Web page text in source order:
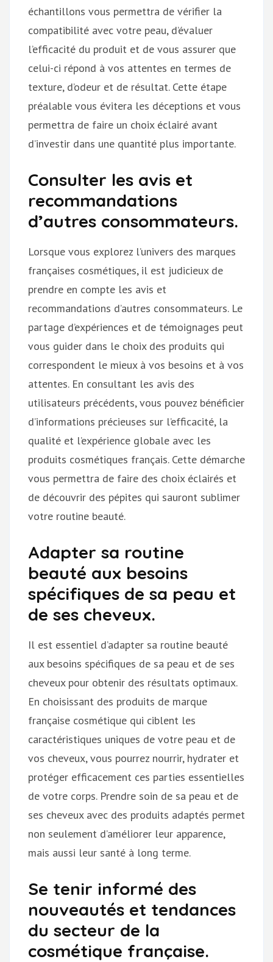
échantillons vous permettra de vérifier la
compatibilité avec votre peau, d’évaluer
l’efficacité du produit et de vous assurer que
celui-ci répond à vos attentes en termes de
texture, d’odeur et de résultat. Cette étape
préalable vous évitera les déceptions et vous
permettra de faire un choix éclairé avant
d’investir dans une quantité plus importante.
Consulter les avis et
recommandations
d’autres consommateurs.
Lorsque vous explorez l’univers des marques
françaises cosmétiques, il est judicieux de
prendre en compte les avis et
recommandations d’autres consommateurs. Le
partage d’expériences et de témoignages peut
vous guider dans le choix des produits qui
correspondent le mieux à vos besoins et à vos
attentes. En consultant les avis des
utilisateurs précédents, vous pouvez bénéficier
d’informations précieuses sur l’efficacité, la
qualité et l’expérience globale avec les
produits cosmétiques français. Cette démarche
vous permettra de faire des choix éclairés et
de découvrir des pépites qui sauront sublimer
votre routine beauté.
Adapter sa routine
beauté aux besoins
spécifiques de sa peau et
de ses cheveux.
Il est essentiel d’adapter sa routine beauté
aux besoins spécifiques de sa peau et de ses
cheveux pour obtenir des résultats optimaux.
En choisissant des produits de marque
française cosmétique qui ciblent les
caractéristiques uniques de votre peau et de
vos cheveux, vous pourrez nourrir, hydrater et
protéger efficacement ces parties essentielles
de votre corps. Prendre soin de sa peau et de
ses cheveux avec des produits adaptés permet
non seulement d’améliorer leur apparence,
mais aussi leur santé à long terme.
Se tenir informé des
nouveautés et tendances
du secteur de la
cosmétique française.